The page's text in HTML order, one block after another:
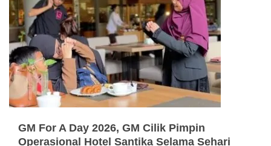
GM For A Day 2026, GM Cilik Pimpin
Operasional Hotel Santika Selama Sehari